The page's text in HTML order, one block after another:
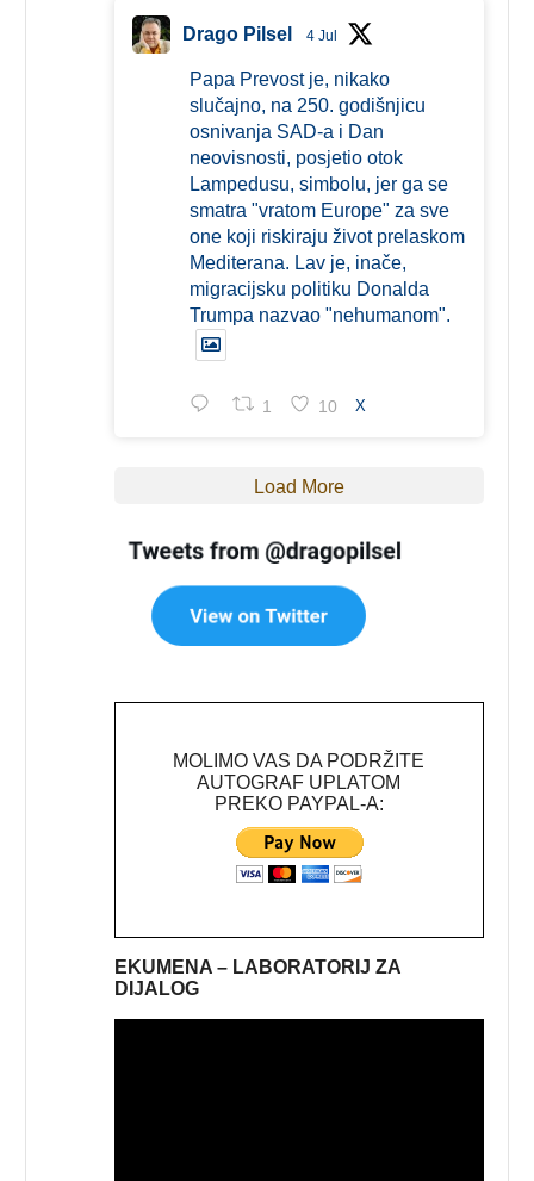
Drago Pilsel 4 Jul
Papa Prevost je, nikako
slučajno, na 250. godišnjicu
osnivanja SAD-a i Dan
neovisnosti, posjetio otok
Lampedusu, simbolu, jer ga se
smatra "vratom Europe" za sve
one koji riskiraju život prelaskom
Mediterana. Lav je, inače,
migracijsku politiku Donalda
Trumpa nazvao "nehumanom".
1 10 X
Load More
MOLIMO VAS DA PODRŽITE
AUTOGRAF UPLATOM
PREKO PAYPAL-A:
EKUMENA – LABORATORIJ ZA
DIJALOG